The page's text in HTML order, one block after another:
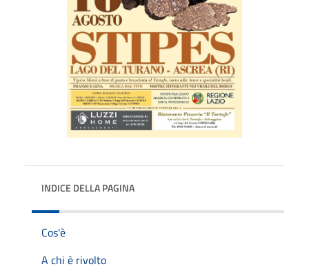
INDICE DELLA PAGINA
Cos'è
A chi è rivolto